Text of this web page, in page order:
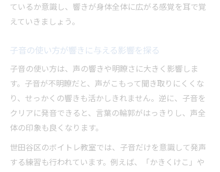
ているか意識し、響きが身体全体に広がる感覚を耳で覚
えていきましょう。
子音の使い方が響きに与える影響を探る
子音の使い方は、声の響きや明瞭さに大きく影響しま
す。子音が不明瞭だと、声がこもって聞き取りにくくな
り、せっかくの響きも活かしきれません。逆に、子音を
クリアに発音できると、言葉の輪郭がはっきりし、声全
体の印象も良くなります。
世田谷区のボイトレ教室では、子音だけを意識して発声
する練習も行われています。例えば、「かきくけこ」や